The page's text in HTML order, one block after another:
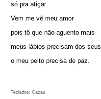
só pra atiçar.
Vem me vê meu amor
pois tô que não aguento mais
meus lábios precisam dos seus
o meu peito precisa de paz.
Teclados: Cacau